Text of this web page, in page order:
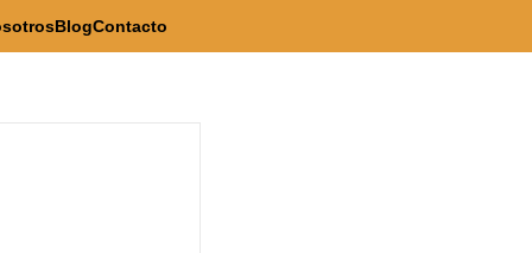
BlogContacto